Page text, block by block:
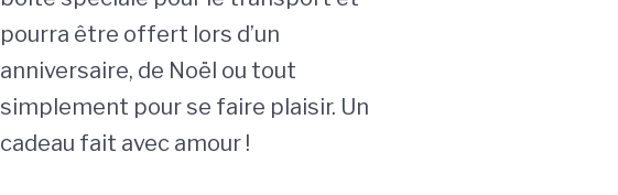
pourra être offert lors d’un
anniversaire, de Noël ou tout
simplement pour se faire plaisir. Un
cadeau fait avec amour !